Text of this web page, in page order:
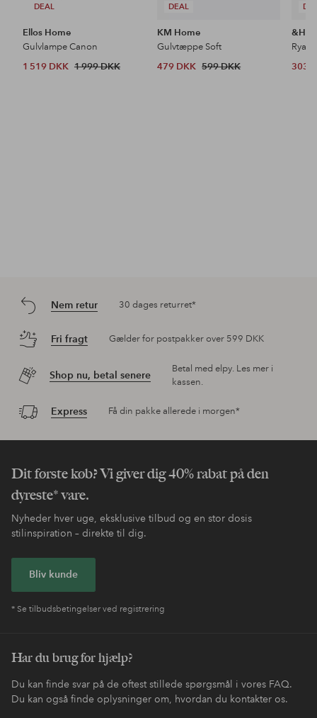
DEAL
Ellos Home
Gulvlampe Canon
1 519 DKK 1 999 DKK
DEAL
KM Home
Gulvtæppe Soft
479 DKK 599 DKK
303
Nem retur 30 dages returret*
Fri fragt Gælder for postpakker over 599 DKK
Shop nu, betal senere
Betal med elpy. Les mer i
kassen.
Express Få din pakke allerede i morgen*
Dit første køb? Vi giver dig 40% rabat på den
dyreste* vare.
Nyheder hver uge, eksklusive tilbud og en stor dosis
stilinspiration – direkte til dig.
Bliv kunde
* Se tilbudsbetingelser ved registrering
Har du brug for hjælp?
Du kan finde svar på de oftest stillede spørgsmål i vores FAQ.
Du kan også finde oplysninger om, hvordan du kontakter os.